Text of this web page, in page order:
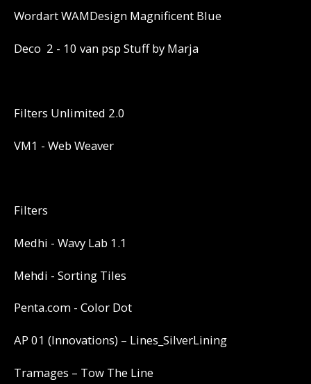
Wordart WAMDesign Magnificent Blue
Deco 2 - 10 van psp Stuff by Marja
Filters Unlimited 2.0
VM1 - Web Weaver
Filters
Medhi - Wavy Lab 1.1
Mehdi - Sorting Tiles
Penta.com - Color Dot
AP 01 (Innovations) – Lines_SilverLining
Tramages – Tow The Line